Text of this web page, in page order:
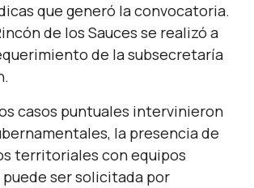
que generó la convocatoria.
de los Sauces se realizó a
de la subsecretaría
casos puntuales intervinieron
la presencia de
territoriales con equipos
ser solicitada por